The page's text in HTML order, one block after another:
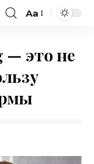
Aa
— это не